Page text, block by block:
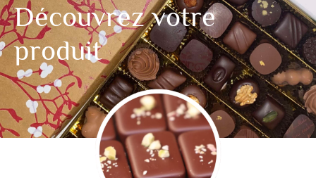
Découvrez votre
produit